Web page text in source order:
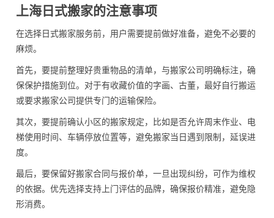
上海日式搬家的注意事项
在选择日式搬家服务前，用户需要提前做好准备，避免不必要的
麻烦。
首先，要提前整理好贵重物品的清单，与搬家公司明确标注，确
保保护措施到位。对于有收藏价值的字画、古董，最好自行搬运
或要求搬家公司提供专门的运输保险。
其次，要提前确认小区的搬家规定，比如是否允许周末作业、电
梯使用时间、车辆停放位置等，避免搬家当日遇到限制，延误进
度。
最后，要保留好搬家合同与报价单，一旦出现纠纷，可作为维权
的依据。优先选择支持上门评估的品牌，确保报价精准，避免隐
形消费。